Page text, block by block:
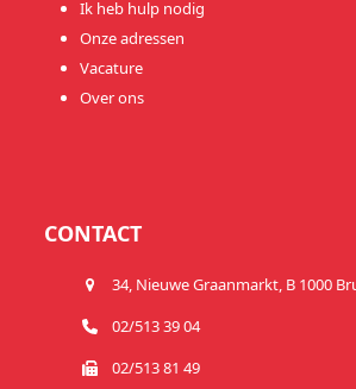
Ik heb hulp nodig
Onze adressen
Vacature
Over ons
CONTACT
34, Nieuwe Graanmarkt, B 1000
02/513 39 04
02/513 81 49